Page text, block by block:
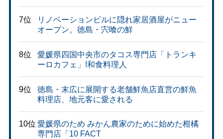
7位
リノベーションビルに隠れ家居酒屋がニュー
オープン。徳島・宍喰の鮮
8位
愛媛県四国中央市のタコス専門店「トランキ
ーロカフェ」!和食料理人
9位
徳島・末広に展開する老舗鮮魚店直営の鮮魚
料理店、地元客に愛される
10位 愛媛県のため みかん農家のために始めた柑橘
専門店「10 FACT